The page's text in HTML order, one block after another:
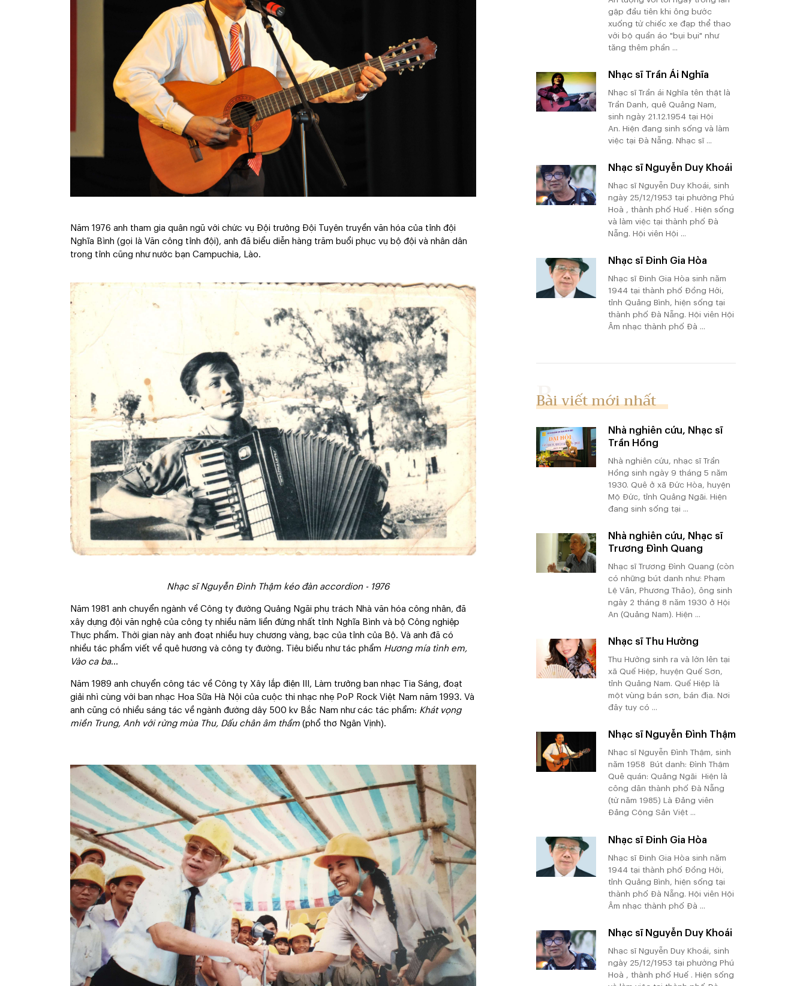
Năm 1976 anh tham gia quân ngũ với chức vụ Đội trưởng Đội Tuyên truyền văn hóa của tỉnh đội
Nghĩa Bình (gọi là Văn công tỉnh đội), anh đã biểu diễn hàng trăm buổi phục vụ bộ đội và nhân dân
trong tỉnh cũng như nước bạn Campuchia, Lào.
Nhạc sĩ Nguyễn Đình Thậm kéo đàn accordion - 1976
Năm 1981 anh chuyển ngành về Công ty đường Quảng Ngãi phụ trách Nhà văn hóa công nhân, đã
xây dựng đội văn nghệ của công ty nhiều năm liền đứng nhất tỉnh Nghĩa Bình và bộ Công nghiệp
Thực phẩm. Thời gian này anh đoạt nhiều huy chương vàng, bạc của tỉnh của Bộ. Và anh đã có
nhiều tác phẩm viết về quê hương và công ty đường. Tiêu biểu như tác phẩm Hương mía tình em,
Vào ca ba...
Năm 1989 anh chuyển công tác về Công ty Xây lắp điện III, Làm trưởng ban nhạc Tia Sáng, đoạt
giải nhì cùng với ban nhạc Hoa Sữa Hà Nội của cuộc thi nhạc nhẹ PoP Rock Việt Nam năm 1993. Và
anh cũng có nhiều sáng tác về ngành đường dây 500 kv Bắc Nam như các tác phẩm: Khát vọng
miền Trung, Anh với rừng mùa Thu, Dấu chân âm thầm (phổ thơ Ngân Vịnh).
gặp đầu tiên khi ông bước
xuống từ chiếc xe đạp thể thao
với bộ quần áo "bụi bụi" như
tăng thêm phần ...
Nhạc sĩ Trần Ái Nghĩa
Nhạc sĩ Trần ái Nghĩa tên thật là
Trần Danh, quê Quảng Nam,
sinh ngày 21.12.1954 tại Hội
An. Hiện đang sinh sống và làm
việc tại Đà Nẵng. Nhạc sĩ ...
Nhạc sĩ Nguyễn Duy Khoái
Nhạc sĩ Nguyễn Duy Khoái, sinh
ngày 25/12/1953 tại phường Phú
Hoà , thành phố Huế . Hiện sống
và làm việc tại thành phố Đà
Nẵng. Hội viên Hội ...
Nhạc sĩ Đinh Gia Hòa
Nhạc sĩ Đinh Gia Hòa sinh năm
1944 tại thành phố Đồng Hới,
tỉnh Quảng Bình, hiện sống tại
thành phố Đà Nẵng. Hội viên Hội
Âm nhạc thành phố Đà ...
Bài viết mới nhất
Nhà nghiên cứu, Nhạc sĩ
Trần Hồng
Nhà nghiên cứu, nhạc sĩ Trần
Hồng sinh ngày 9 tháng 5 năm
1930. Quê ở xã Đức Hòa, huyện
Mộ Đức, tỉnh Quảng Ngãi. Hiện
đang sinh sống tại ...
Nhà nghiên cứu, Nhạc sĩ
Trương Đình Quang
Nhạc sĩ Trương Đình Quang (còn
có những bút danh như: Phạm
Lệ Vân, Phương Thảo), ông sinh
ngày 2 tháng 8 năm 1930 ở Hội
An (Quảng Nam). Hiện ...
Nhạc sĩ Thu Hường
Thu Hường sinh ra và lớn lên tại
xã Quế Hiệp, huyện Quế Sơn,
tỉnh Quảng Nam. Quế Hiệp là
một vùng bán sơn, bán địa. Nơi
đây tuy có ...
Nhạc sĩ Nguyễn Đình Thậm
Nhạc sĩ Nguyễn Đình Thậm, sinh
năm 1958 Bút danh: Đình Thậm
Quê quán: Quảng Ngãi Hiện là
công dân thành phố Đà Nẵng
(từ năm 1985) Là Đảng viên
Đảng Cộng Sản Việt ...
Nhạc sĩ Đinh Gia Hòa
Nhạc sĩ Đinh Gia Hòa sinh năm
1944 tại thành phố Đồng Hới,
tỉnh Quảng Bình, hiện sống tại
thành phố Đà Nẵng. Hội viên Hội
Âm nhạc thành phố Đà ...
Nhạc sĩ Nguyễn Duy Khoái
Nhạc sĩ Nguyễn Duy Khoái, sinh
ngày 25/12/1953 tại phường Phú
Hoà , thành phố Huế . Hiện sống